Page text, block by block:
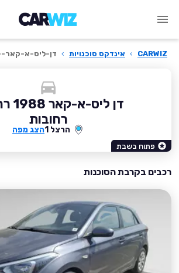
CARWIZ
› אינדקס סוכנויות › דן-ליס-א-
דן
רחובות
הרצל 1 הצג מפה
פתוח בשבת
רכבים בקרבת הסוכנות